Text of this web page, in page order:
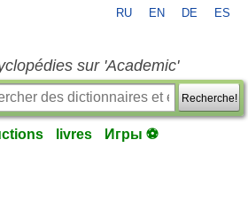
RU EN DE ES
sur 'Academic'
Recherche!
livres Игры ⚽